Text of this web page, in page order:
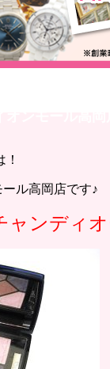
ル高岡店です♪
ャンディ